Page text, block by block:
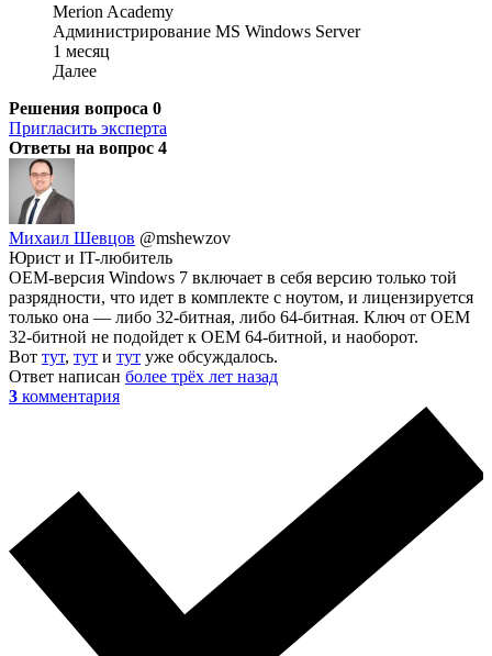
Merion Academy
Администрирование MS Windows Server
1 месяц
Далее
Решения вопроса 0
Пригласить эксперта
Ответы на вопрос 4
Михаил Шевцов @mshewzov
Юрист и IT-любитель
ОЕМ-версия Windows 7 включает в себя версию только той
разрядности, что идет в комплекте с ноутом, и лицензируется
только она — либо 32-битная, либо 64-битная. Ключ от ОЕМ
32-битной не подойдет к ОЕМ 64-битной, и наоборот.
Вот тут, тут и тут уже обсуждалось.
Ответ написан более трёх лет назад
3 комментария